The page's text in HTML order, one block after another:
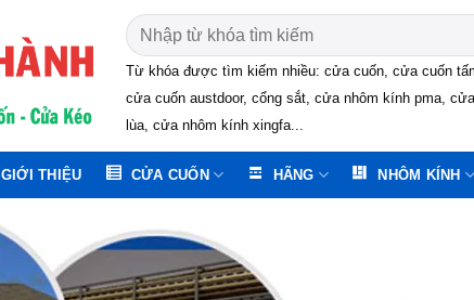
Tìm
kiếm:
Từ khóa được tìm kiếm nhiều: cửa cuốn, cửa cuốn
cửa cuốn austdoor, cổng sắt, cửa nhôm kính pma,
lùa, cửa nhôm kính xingfa...
GIỚI THIỆU CỬA CUỐN HÃNG NHÔM KÍNH